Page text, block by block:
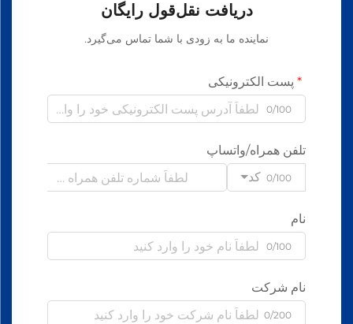
دریافت نقل‌قول رایگان
نماینده ما به زودی با شما تماس می‌گیرد.
پست الکترونیکی
0/100
تلفن همراه/واتساپ
کد 0/100
نام
0/100
نام شرکت
0/200